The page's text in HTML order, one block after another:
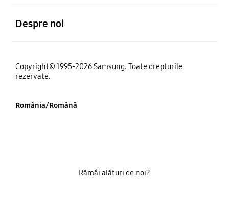
Despre noi
Copyright© 1995-2026 Samsung. Toate drepturile
rezervate.
România/Română
Rămâi alături de noi?